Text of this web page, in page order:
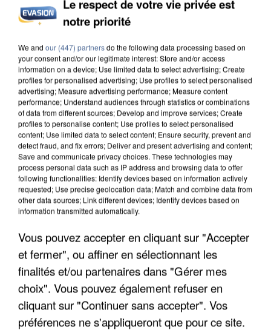
INTERPELLÉ EN ALGÉRIE
UNE TOURISTE DE L’OISE EMPORTÉE PAR UNE
COULÉE DE BOUE EN HAUTE-SAVOIE
Le respect de votre vie privée est
notre priorité
We and our (447) partnersdo the following data processing based on
your consent and/or our legitimate interest: Store and/or access
information on a device; Use limited data to select advertising; Create
profiles for personalised advertising; Use profiles to select personalised
advertising; Measure advertising performance; Measure content
performance; Understand audiences through statistics or combinations
of data from different sources; Develop and improve services; Create
profiles to personalise content; Use profiles to select personalised
content; Use limited data to select content; Ensure security, prevent and
detect fraud, and fix errors; Deliver and present advertising and content;
Save and communicate privacy choices. These technologies may
process personal data such as IP address and browsing data to offer
following functionalities: Identify devices based on information actively
requested; Use precise geolocation data; Match and combine data from
other data sources; Link different devices; Identify devices based on
information transmitted automatically.
Vous pouvez accepter en cliquant sur "Accepter
et fermer", ou affiner en sélectionnant les
finalités et/ou partenaires dans "Gérer mes
choix". Vous pouvez également refuser en
cliquant sur "Continuer sans accepter". Vos
préférences ne s'appliqueront que pour ce site.